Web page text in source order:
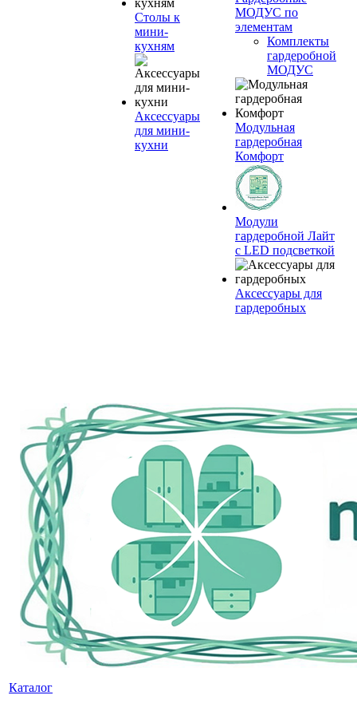
Столы к
мини-
кухням
Аксессуары
для мини-
кухни
МОДУС по
элементам
Комплекты
гардеробной
МОДУС
Модульная
гардеробная
Комфорт
Модули
гардеробной Лайт
с LED подсветкой
Аксессуары для
гардеробных
Каталог